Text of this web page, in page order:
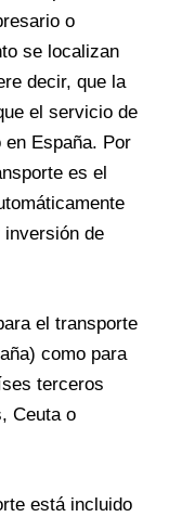
o
se localizan
decir, que la
el servicio de
España. Por
es el
inversión de
el transporte
como para
terceros
Ceuta o
está incluido